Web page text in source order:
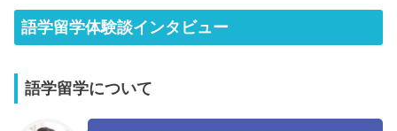
語学留学体験談インタビュー
語学留学について